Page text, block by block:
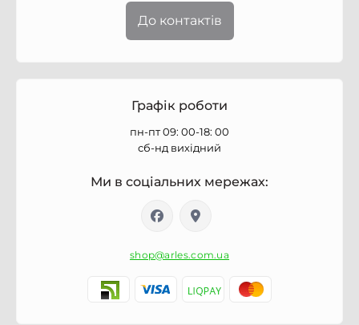
До контактів
Графік роботи
пн-пт 09: 00-18: 00
сб-нд вихідний
Ми в соціальних мережах:
shop@arles.com.ua